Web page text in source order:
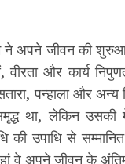
ने अपने जीवन की
वीरता और कार्य
पन्हाला और
था, लेकिन उसकी
की उपाधि से
वे अपने जीवन के